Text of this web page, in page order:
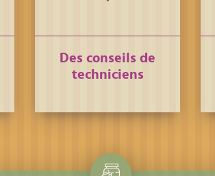
Des conseils de
techniciens